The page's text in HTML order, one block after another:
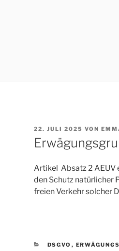
VERÖFFENTLICHT
AM
22. JULI 2025 VON
Artikel Absatz 2 AEUV
den Schutz natürlicher
freien Verkehr solcher
KATEGORIEN
DSGVO ,